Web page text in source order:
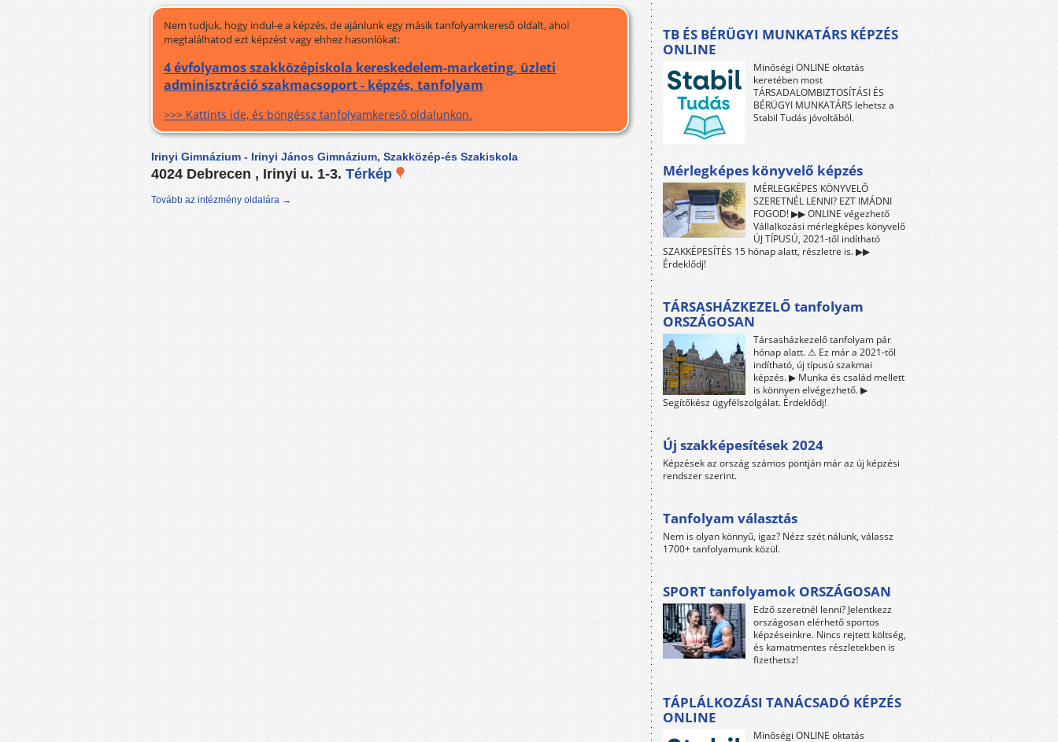
Nem tudjuk, hogy indul-e a képzés, de ajánlunk egy másik tanfolyamkereső oldalt, ahol
megtalálhatod ezt képzést vagy ehhez hasonlókat:
4 évfolyamos szakközépiskola kereskedelem-marketing, üzleti
adminisztráció szakmacsoport - képzés, tanfolyam
>>> Kattints ide, és böngéssz tanfolyamkereső oldalunkon.
Irinyi Gimnázium - Irinyi János Gimnázium, Szakközép-és Szakiskola
4024 Debrecen , Irinyi u. 1-3. Térkép
Tovább az intézmény oldalára →
TB ÉS BÉRÜGYI MUNKATÁRS KÉPZÉS
ONLINE
Minőségi ONLINE oktatás
keretében most
TÁRSADALOMBIZTOSÍTÁSI ÉS
BÉRÜGYI MUNKATÁRS lehetsz a
Stabil Tudás jóvoltából.
Mérlegképes könyvelő képzés
MÉRLEGKÉPES KÖNYVELŐ
SZERETNÉL LENNI? EZT IMÁDNI
FOGOD! ▶▶ ONLINE végezhető
Vállalkozási mérlegképes könyvelő
ÚJ TÍPUSÚ, 2021-től indítható
SZAKKÉPESÍTÉS 15 hónap alatt, részletre is. ▶▶
Érdeklődj!
TÁRSASHÁZKEZELŐ tanfolyam
ORSZÁGOSAN
Társasházkezelő tanfolyam pár
hónap alatt. ⚠ Ez már a 2021-től
indítható, új típusú szakmai
képzés. ▶ Munka és család mellett
is könnyen elvégezhető. ▶
Segítőkész ügyfélszolgálat. Érdeklődj!
Új szakképesítések 2024
Képzések az ország számos pontján már az új képzési
rendszer szerint.
Tanfolyam választás
Nem is olyan könnyű, igaz? Nézz szét nálunk, válassz
1700+ tanfolyamunk közül.
SPORT tanfolyamok ORSZÁGOSAN
Edző szeretnél lenni? Jelentkezz
országosan elérhető sportos
képzéseinkre. Nincs rejtett költség,
és kamatmentes részletekben is
fizethetsz!
TÁPLÁLKOZÁSI TANÁCSADÓ KÉPZÉS
ONLINE
Minőségi ONLINE oktatás